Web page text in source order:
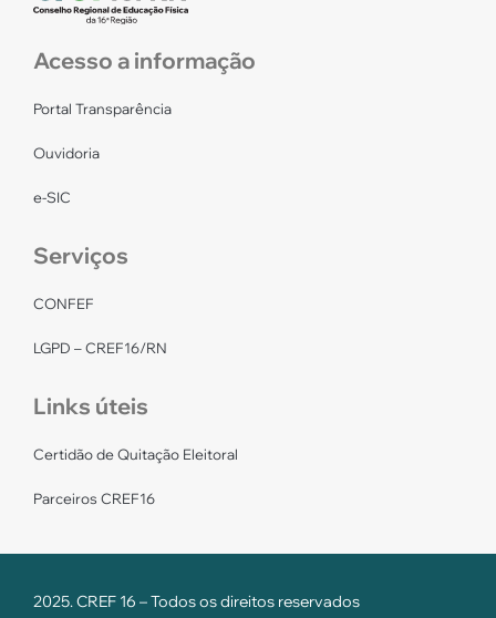
Acesso a informação
Portal Transparência
Ouvidoria
e-SIC
Serviços
CONFEF
LGPD – CREF16/RN
Links úteis
Certidão de Quitação Eleitoral
Parceiros CREF16
2025. CREF 16 – Todos os direitos reservados